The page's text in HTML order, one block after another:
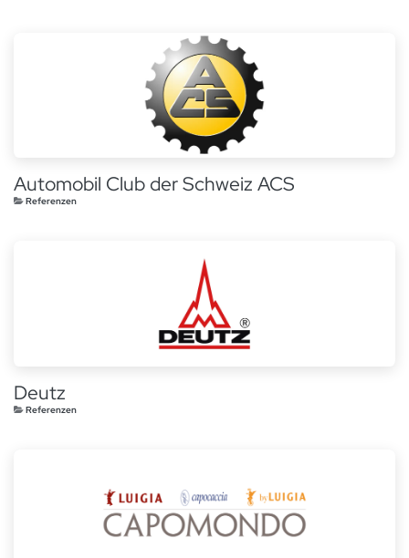
Automobil Club der Schweiz ACS
Referenzen
Deutz
Referenzen